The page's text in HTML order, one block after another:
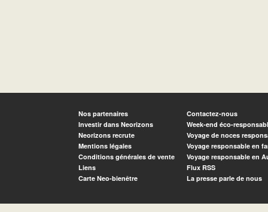
Nos partenaires
Investir dans Neorizons
Neorizons recrute
Mentions légales
Conditions générales de vente
Liens
Carte Neo-bienêtre
Contactez-nous
Week-end éco-
Voyage de noces
Voyage responsable en
Voyage responsable en
Flux RSS
La presse parle de nous